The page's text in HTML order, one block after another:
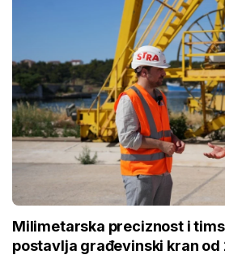
Milimetarska preciznost i
postavlja građevinski kran od